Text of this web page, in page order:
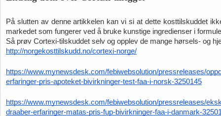
På slutten av denne artikkelen kan vi si at dette kosttilskuddet
markedet som fungerer ved å bruke kunstige ingredienser i
Så prøv Cortexi-tilskuddet selv og opplev de mange hørsels- og
http://norgekosttilskudd.no/cortexi-norge/
https://www.mynewsdesk.com/febiwebsolution/pressreleases/
erfaringer-pris-apoteket-bivirkninger-test-faa-i-norsk-3250145
https://www.mynewsdesk.com/febiwebsolution/pressreleases/
draaber-erfaringer-matas-pris-fup-bivirkninger-faa-i-danmark-